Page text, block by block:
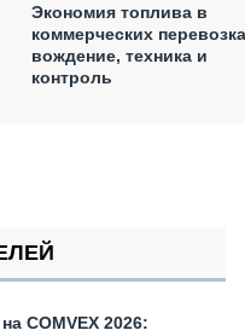
Экономия топлива в
коммерческих
вождение, техника и
контроль
COMVEX 2026: